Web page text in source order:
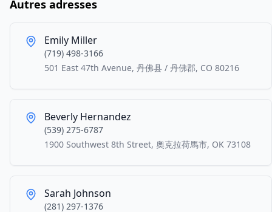
Autres adresses
Emily Miller
(719) 498-3166
501 East 47th Avenue, 丹佛县 / 丹佛郡, CO 80216
Beverly Hernandez
(539) 275-6787
1900 Southwest 8th Street, 奧克拉荷馬市, OK 73108
Sarah Johnson
(281) 297-1376